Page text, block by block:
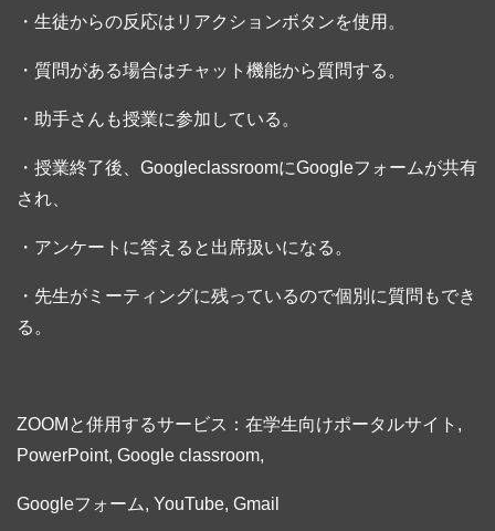
・生徒からの反応はリアクションボタンを使用。
・質問がある場合はチャット機能から質問する。
・助手さんも授業に参加している。
・授業終了後、GoogleclassroomにGoogleフォームが共有
され、
・アンケートに答えると出席扱いになる。
・先生がミーティングに残っているので個別に質問もでき
る。
ZOOMと併用するサービス：在学生向けポータルサイト,
PowerPoint, Google classroom,
Googleフォーム, YouTube, Gmail